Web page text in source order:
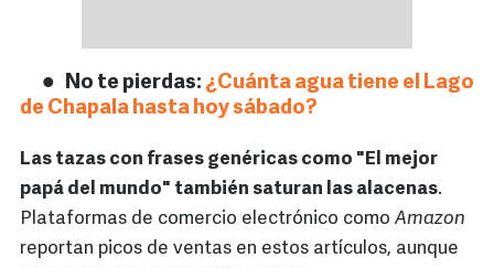
No te pierdas: ¿Cuánta agua tiene el Lago
de Chapala hasta hoy sábado?
Las tazas con frases genéricas como "El mejor
papá del mundo" también saturan las alacenas.
Plataformas de comercio electrónico como Amazon
reportan picos de ventas en estos artículos, aunque